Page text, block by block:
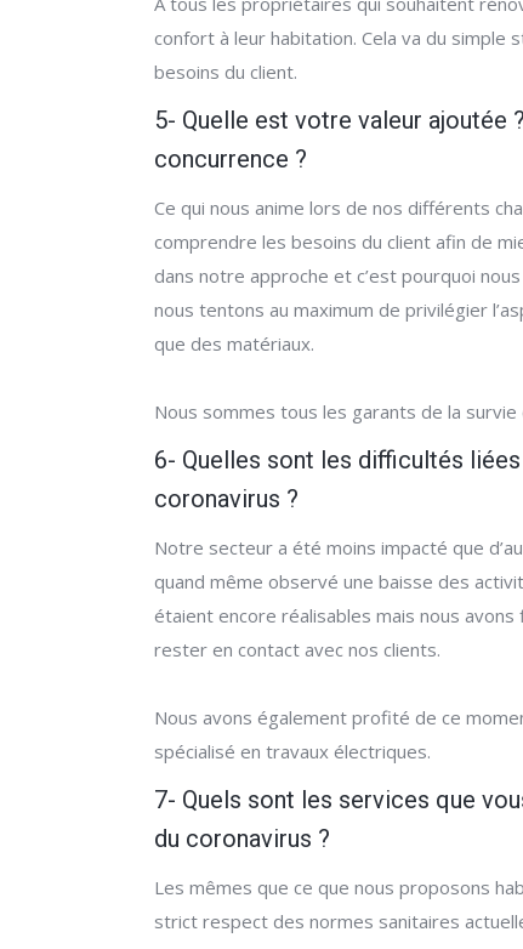
confort à leur habitation. Cela va du simple
besoins du client.
5- Quelle est votre valeur ajoutée
concurrence ?
Ce qui nous anime lors de nos différents
comprendre les besoins du client afin de
dans notre approche et c’est pourquoi
nous tentons au maximum de privilégier
que des matériaux.
Nous sommes tous les garants de la
6- Quelles sont les difficultés
coronavirus ?
Notre secteur a été moins impacté que
quand même observé une baisse des
étaient encore réalisables mais nous
rester en contact avec nos clients.
Nous avons également profité de ce
spécialisé en travaux électriques.
7- Quels sont les services que
du coronavirus ?
Les mêmes que ce que nous proposons
strict respect des normes sanitaires